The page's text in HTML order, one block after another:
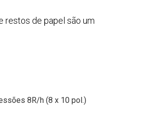
restos de papel são um
8R/h (8 x 10 pol.)